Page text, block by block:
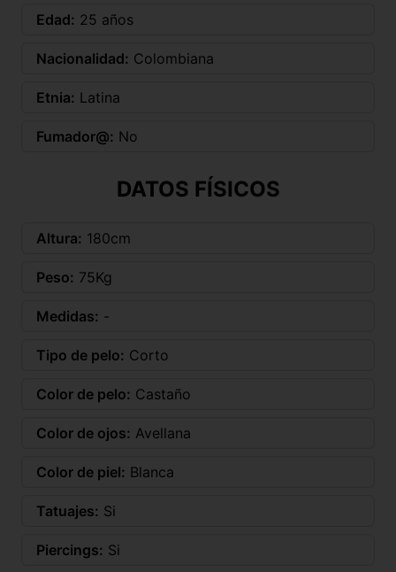
Edad: 25 años
Nacionalidad: Colombiana
Etnia: Latina
Fumador@: No
DATOS FÍSICOS
Altura: 180cm
Peso: 75Kg
Medidas: -
Tipo de pelo: Corto
Color de pelo: Castaño
Color de ojos: Avellana
Color de piel: Blanca
Tatuajes: Si
Piercings: Si